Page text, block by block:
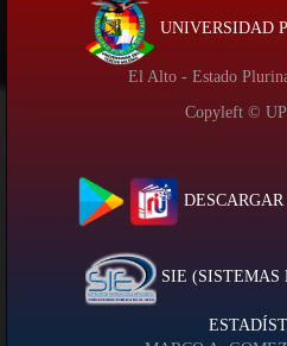
UNIVERSIDAD
El Alto - Estado
Copyleft ©
SIE